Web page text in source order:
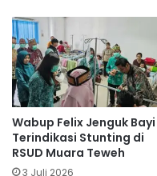
Wabup Felix Jenguk Bayi
Terindikasi Stunting di
RSUD Muara Teweh
3 Juli 2026